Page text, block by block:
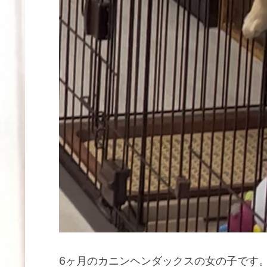
6ヶ月のカニンヘンダックスの女の子です